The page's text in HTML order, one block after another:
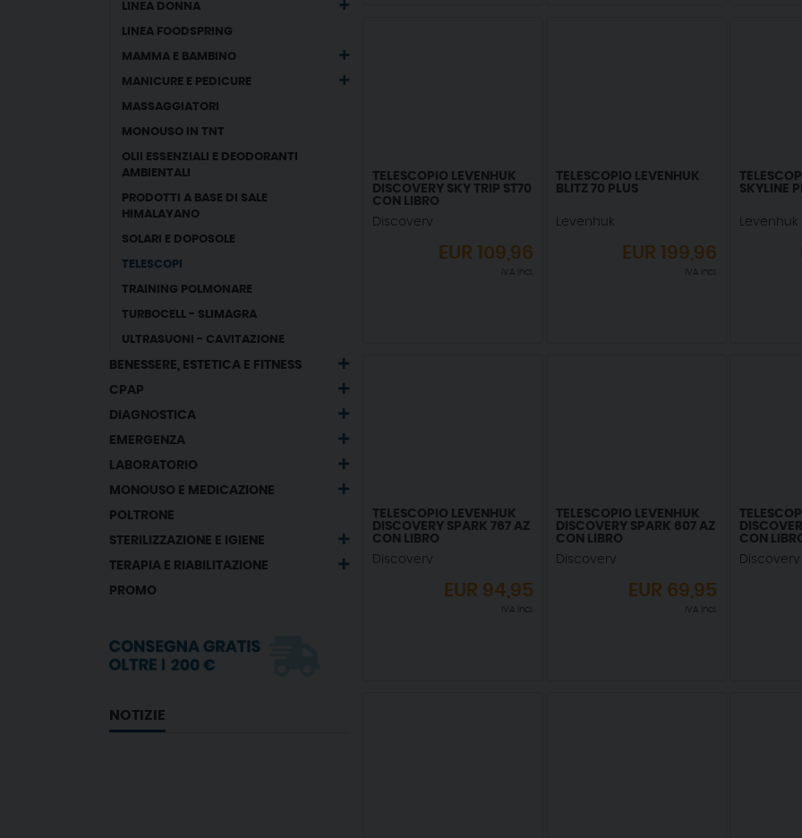
LINEA DONNA
LINEA FOODSPRING
MAMMA E BAMBINO
MANICURE E PEDICURE
MASSAGGIATORI
MONOUSO IN TNT
OLII ESSENZIALI E DEODORANTI
AMBIENTALI
PRODOTTI A BASE DI SALE
HIMALAYANO
SOLARI E DOPOSOLE
TELESCOPI
TRAINING POLMONARE
TURBOCELL - SLIMAGRA
ULTRASUONI - CAVITAZIONE
BENESSERE, ESTETICA E FITNESS
CPAP
DIAGNOSTICA
EMERGENZA
LABORATORIO
MONOUSO E MEDICAZIONE
POLTRONE
STERILIZZAZIONE E IGIENE
TERAPIA E RIABILITAZIONE
PROMO
NOTIZIE
TELESCOPIO LEVENHUK
DISCOVERY SKY TRIP ST70
CON LIBRO
Discovery
EUR109,96
IVA incl.
TELESCOPIO LEVENHUK
BLITZ 70 PLUS
Levenhuk
EUR199,96
IVA incl.
SKYLINE
Levenhuk
TELESCOPIO LEVENHUK
DISCOVERY SPARK 767 AZ
CON LIBRO
Discovery
EUR 94,95
IVA incl.
TELESCOPIO LEVENHUK
DISCOVERY SPARK 607 AZ
CON LIBRO
Discovery
EUR 69,95
IVA incl.
CON
Discovery